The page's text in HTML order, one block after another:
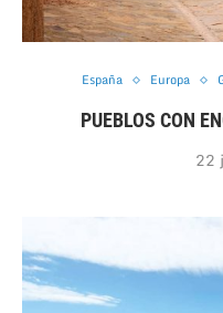
España Europa
PUEBLOS CON
22